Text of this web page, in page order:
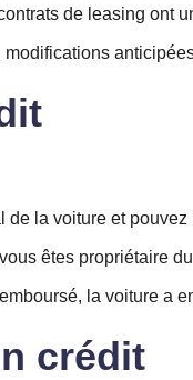
de leasing ont
modifications
la voiture et pouvez
êtes propriétaire
la voiture a
crédit